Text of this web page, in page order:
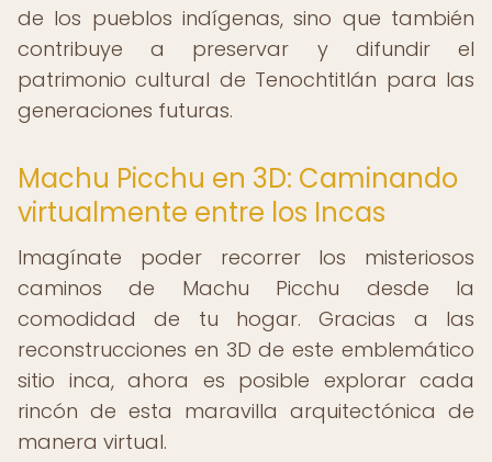
de los pueblos indígenas, sino que también
contribuye a preservar y difundir el
patrimonio cultural de Tenochtitlán para las
generaciones futuras.
Machu Picchu en 3D: Caminando
virtualmente entre los Incas
Imagínate poder recorrer los misteriosos
caminos de Machu Picchu desde la
comodidad de tu hogar. Gracias a las
reconstrucciones en 3D de este emblemático
sitio inca, ahora es posible explorar cada
rincón de esta maravilla arquitectónica de
manera virtual.